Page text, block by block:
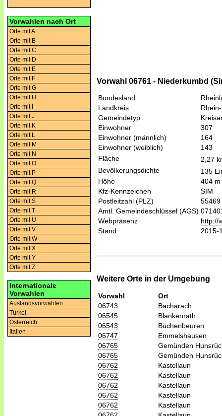
Vorwahlen nach Ort
Orte mit A
Orte mit B
Orte mit C
Orte mit D
Orte mit E
Orte mit F
Orte mit G
Orte mit H
Orte mit I
Orte mit J
Orte mit K
Orte mit L
Orte mit M
Orte mit N
Orte mit O
Orte mit P
Orte mit Q
Orte mit R
Orte mit S
Orte mit T
Orte mit U
Orte mit V
Orte mit W
Orte mit X
Orte mit Y
Orte mit Z
Internationale
Vorwahlen
Auslandsvorwahlen
Türkei
Österreich
Italien
Vorwahl 06761 - Niederkumbd
Bundesland
Landkreis
Gemeindetyp
Einwohner
307
Einwohner (männlich)
164
Einwohner (weiblich)
143
Fläche
2,27
Bevölkerungsdichte
135
Höhe
404 m
Kfz-Kennzeichen
SIM
Postleitzahl (PLZ)
55469
Amtl. Gemeindeschlüssel (AGS)
Webpräsenz
http://
Stand
2015-
Weitere Orte in der Umgebung
Vorwahl
Ort
06743
Bacharach
06545
Blankenrath
06543
Büchenbeuren
06747
Emmelshausen
06765
Gemünden
06765
Gemünden
06762
Kastellaun
06762
Kastellaun
06762
Kastellaun
06762
Kastellaun
06762
Kastellaun